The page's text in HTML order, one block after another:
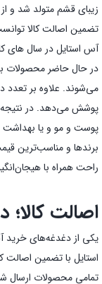
زیبای قشم متولد شد و
تضمین اصالت کالا
آس استایل در سال های
می‌شوند. علاوه بر تعدد
پوشش می‌دهد. در نتیجه،
پوست و مو و یا
برندها و مناسب‌ترین
راحت همراه با
اصالت کالا؛
یکی از دغدغه‌های خرید
استایل با تضمین اصالت
تمامی محصولات ارسال